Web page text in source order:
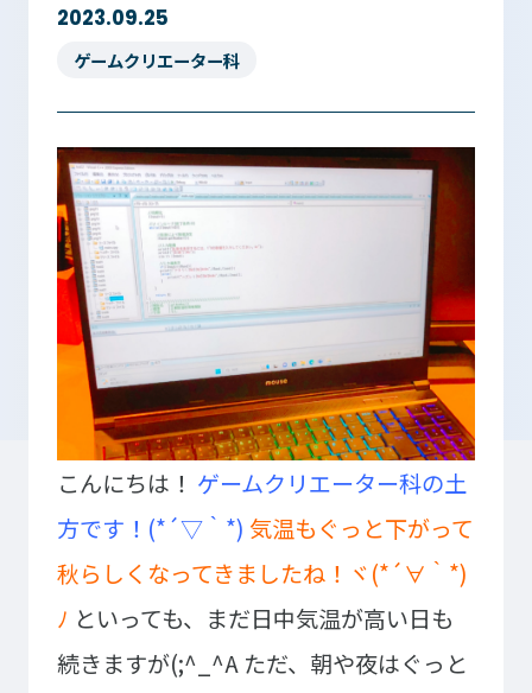
WEB出願
入学検討中の
皆さまへ
外国人留学生の
保護者の
皆さまへ
卒業生の
皆さまへ
企業の
皆さまへ
地域の
皆さまへ
テクノスカレッジの学びの特長
卒後ビジョン
TECHNOSゼミ
2023.09.25
ゲームクリエーター科
こんにちは！ ゲームクリエーター科の土
方です！(*´▽｀*) 気温もぐっと下がって
秋らしくなってきましたね！ヾ(*´∀｀*)
ﾉ といっても、まだ日中気温が高い日も
続きますが(;^_^A ただ、朝や夜はぐっと